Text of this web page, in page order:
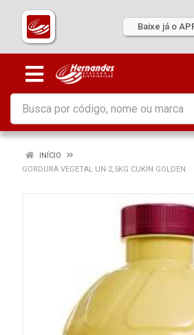
Baixe já o
INÍCIO
GORDURA VEGETAL UN-2,5KG CUKIN GOLDEN